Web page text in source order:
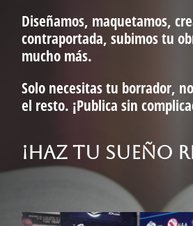
Diseñamos, maquetamos,
contraportada, subimos tu
mucho más.
Solo necesitas tu borrador,
el resto. ¡Publica sin
¡HAZ TU SUEÑO